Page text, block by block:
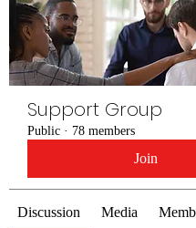
Support Group
Public · 78 members
Join
Discussion Media